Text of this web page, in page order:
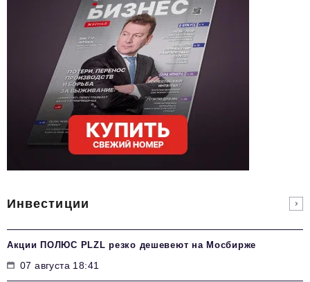
Инвестиции
Акции ПОЛЮС PLZL резко дешевеют на Мосбирже
07 августа 18:41